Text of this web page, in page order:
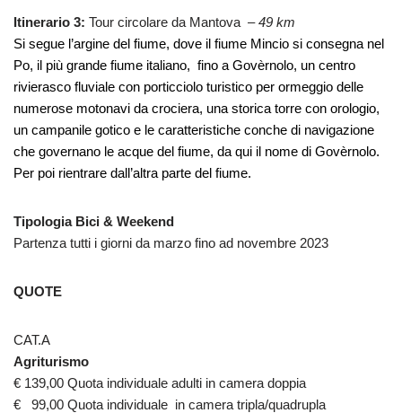
Itinerario 3: Tour circolare da Mantova –49 km
Si segue l’argine del fiume, dove il fiume Mincio si consegna nel
Po, il più grande fiume italiano, fino a Govèrnolo, un centro
rivierasco fluviale con porticciolo turistico per ormeggio delle
numerose motonavi da crociera, una storica torre con orologio,
un campanile gotico e le caratteristiche conche di navigazione
che governano le acque del fiume, da qui il nome di Govèrnolo.
Per poi rientrare dall’altra parte del fiume.
Tipologia Bici & Weekend
Partenza tutti i giorni da marzo fino ad novembre 2023
QUOTE
CAT.A
Agriturismo
€ 139,00 Quota individuale adulti in camera doppia
€ 99,00 Quota individuale in camera tripla/quadrupla